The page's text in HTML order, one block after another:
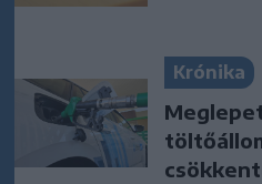
Krónika